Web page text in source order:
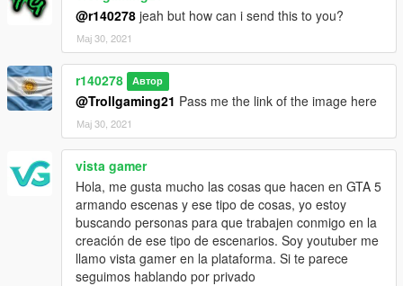
@r140278 jeah but how can i send this to you?
Мај 30, 2021
r140278 Автор
@Trollgaming21 Pass me the link of the image here
Мај 30, 2021
vista gamer
Hola, me gusta mucho las cosas que hacen en GTA 5
armando escenas y ese tipo de cosas, yo estoy
buscando personas para que trabajen conmigo en la
creación de ese tipo de escenarios. Soy youtuber me
llamo vista gamer en la plataforma. Si te parece
seguimos hablando por privado